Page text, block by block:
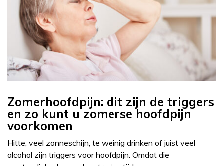
Zomerhoofdpijn: dit zijn de triggers
en zo kunt u zomerse hoofdpijn
voorkomen
Hitte, veel zonneschijn, te weinig drinken of juist veel
alcohol zijn triggers voor hoofdpijn. Omdat die